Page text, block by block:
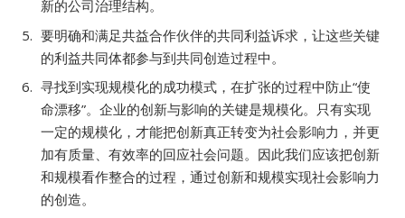
新的公司治理结构。
要明确和满足共益合作伙伴的共同利益诉求，让这些关键
的利益共同体都参与到共同创造过程中。
寻找到实现规模化的成功模式，在扩张的过程中防止“使
命漂移”。企业的创新与影响的关键是规模化。只有实现
一定的规模化，才能把创新真正转变为社会影响力，并更
加有质量、有效率的回应社会问题。因此我们应该把创新
和规模看作整合的过程，通过创新和规模实现社会影响力
的创造。